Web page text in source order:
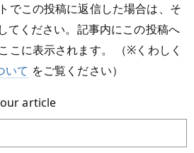
でこの投稿に返信した場合は、そ
てください。記事内にこの投稿へ
こに表示されます。 （※くわしく
いて をご覧ください）
article